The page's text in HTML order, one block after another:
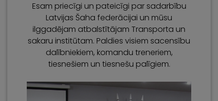
Esam priecīgi un pateicīgi par sadarbību
Latvijas Šaha federācijai un mūsu
ilggadējam atbalstītājam Transporta un
sakaru institūtam. Paldies visiem sacensību
dalībniekiem, komandu treneriem,
tiesnešiem un tiesnešu palīgiem.